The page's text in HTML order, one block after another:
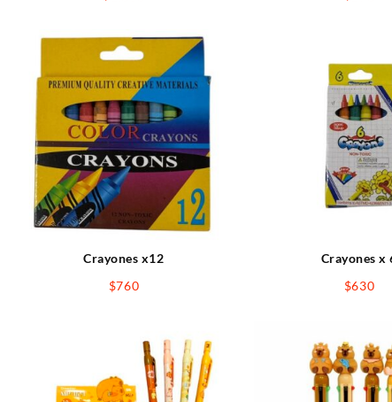
Crayones x12
$760
Crayones x
$630